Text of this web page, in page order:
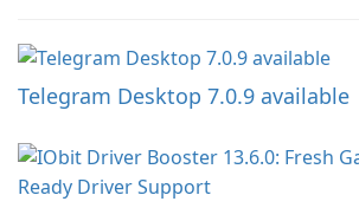
Telegram Desktop 7.0.9 available